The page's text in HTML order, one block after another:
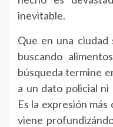
inevitable.
Que en una ciudad
buscando
búsqueda termine
a un dato policial ni
Es la expresión
viene